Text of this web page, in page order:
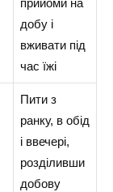
прийоми на
добу і
вживати під
час їжі
Пити з
ранку, в обід
і ввечері,
розділивши
добову